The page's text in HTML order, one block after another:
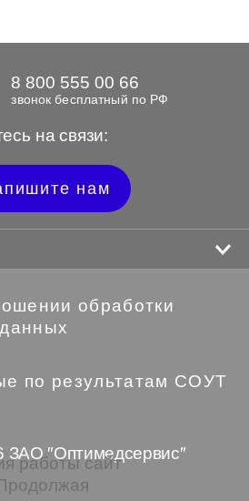
на связи:
8 800 555 00 66
звонок бесплатный по РФ
нам
обработки
по результатам СОУТ
ЗАО ″Оптимедсервис″
работы сайт